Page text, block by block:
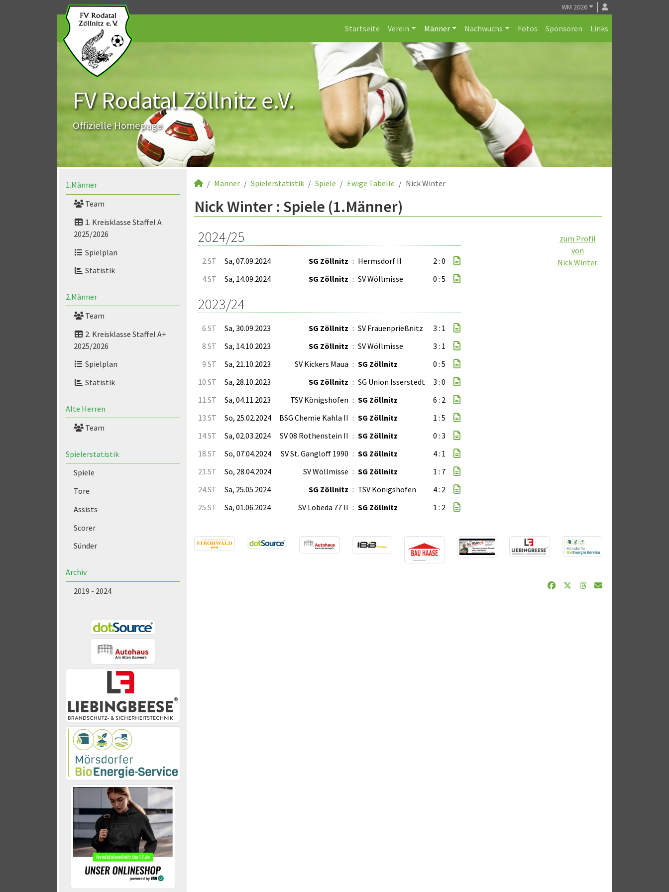
WM 2026
Startseite Verein Männer Nachwuchs Fotos Sponsoren Links
FV Rodatal Zöllnitz e.V.
Offizielle Homepage
1.Männer
Team
1. Kreisklasse Staffel A
2025/2026
Spielplan
Statistik
2.Männer
Team
2. Kreisklasse Staffel A+
2025/2026
Spielplan
Statistik
Alte Herren
Team
Spielerstatistik
Spiele
Tore
Assists
Scorer
Sünder
Archiv
2019 - 2024
Männer Spielerstatistik Spiele Ewige Tabelle Nick Winter
Nick Winter : Spiele (1.Männer)
zum Profil
von
Nick Winter
2024/25
2.ST Sa, 07.09.2024 SG Zöllnitz : Hermsdorf II
2 : 0
4.ST
Sa, 14.09.2024 SG Zöllnitz : SV Wöllmisse 0 : 5
2023/24
6.ST Sa, 30.09.2023 SG Zöllnitz : SV Frauenprießnitz
3 : 1
8.ST
Sa, 14.10.2023 SG Zöllnitz : SV Wöllmisse
3 : 1
9.ST
Sa, 21.10.2023 SV Kickers Maua : SG Zöllnitz
0 : 5
10.ST
Sa, 28.10.2023 SG Zöllnitz : SG Union Isserstedt
3 : 0
11.ST
Sa, 04.11.2023 TSV Königshofen : SG Zöllnitz
6 : 2
13.ST
So, 25.02.2024 BSG Chemie Kahla II : SG Zöllnitz
1 : 5
14.ST
Sa, 02.03.2024 SV 08 Rothenstein II : SG Zöllnitz
0 : 3
18.ST
So, 07.04.2024 SV St. Gangloff 1990 : SG Zöllnitz
4 : 1
21.ST
So, 28.04.2024 SV Wöllmisse : SG Zöllnitz
1 : 7
24.ST
Sa, 25.05.2024 SG Zöllnitz : TSV Königshofen
4 : 2
25.ST
Sa, 01.06.2024 SV Lobeda 77 II : SG Zöllnitz 1 : 2